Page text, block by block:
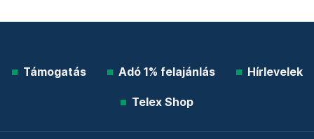
Támogatás Adó 1% felajánlás Hírlevelek
Telex Shop